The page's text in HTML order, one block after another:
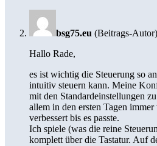
bsg75.eu (Beitrags-Autor)
Hallo Rade,
es ist wichtig die Steuerung so
intuitiv steuern kann. Meine
mit den Standardeinstellungen
allem in den ersten Tagen immer
verbessert bis es passte.
Ich spiele (was die reine
komplett über die Tastatur. Auf